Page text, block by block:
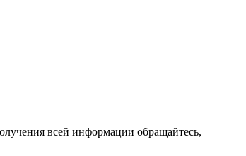
всей информации обращайтесь,